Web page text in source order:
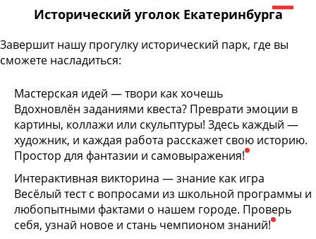
Исторический уголок Екатеринбурга
Завершит нашу прогулку исторический парк, где вы
сможете насладиться:
Мастерская идей — твори как хочешь
Вдохновлён заданиями квеста? Преврати эмоции в
картины, коллажи или скульптуры! Здесь каждый —
художник, и каждая работа расскажет свою историю.
Простор для фантазии и самовыражения!
Интерактивная викторина — знание как игра
Весёлый тест с вопросами из школьной программы и
любопытными фактами о нашем городе. Проверь
себя, узнай новое и стань чемпионом знаний!